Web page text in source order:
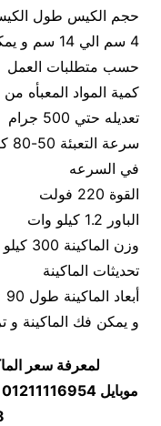
4 سم الي
حسب متطلبات العمل
تعديله حتي 500 جرام
في السرعه
القوة 220 فولت
الباور 1.2 كيلو وات
وزن
تحديثات الماكينة
و يمكن فك الماكينة و
لمعرفة سعر